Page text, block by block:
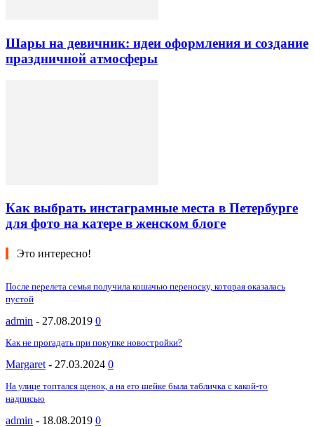
Шары на девичник: идеи оформления и создание
праздничной атмосферы
Как выбрать инстаграмные места в Петербурге
для фото на катере в женском блоге
Это интересно!
После перелета семья получила кошачью переноску, которая оказалась
пустой
admin - 27.08.2019 0
Как не прогадать при покупке новостройки?
Margaret - 27.03.2024 0
На улице топтался щенок, а на его шейке была табличка с какой-то
надписью
admin - 18.08.2019 0